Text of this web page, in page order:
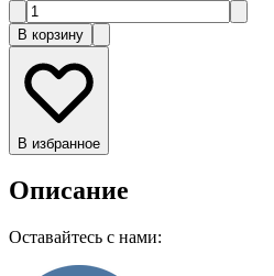
В корзину
В избранное
Описание
Оставайтесь с нами: